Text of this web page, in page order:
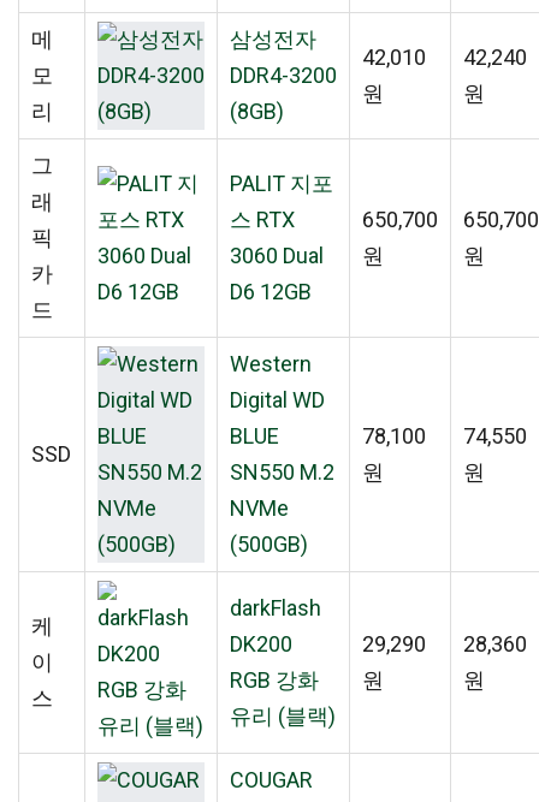
메
모
리
삼성전자
DDR4-3200
(8GB)
42,010
원
42,240
원
그
래
픽
카
드
PALIT 지포
스 RTX
3060 Dual
D6 12GB
650,700
원
650,700
원
SSD
Western
Digital WD
BLUE
SN550 M.2
NVMe
(500GB)
78,100
원
74,550
원
케
이
스
darkFlash
DK200
RGB 강화
유리 (블랙)
29,290
원
28,360
원
COUGAR